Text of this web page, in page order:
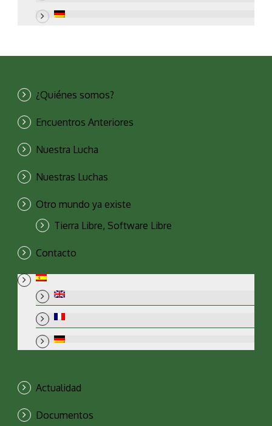
¿Quiénes somos?
Encuentros Anteriores
Nuestra Lucha
Nuestras Luchas
Otro mundo ya existe
Tierra Libre, Software Libre
Contacto
Actualidad
Documentos